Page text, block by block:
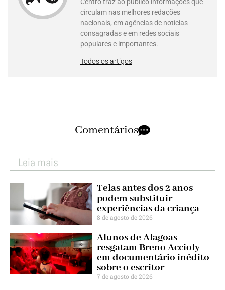
circulam nas melhores redações
nacionais, em agências de notícias
consagradas e em redes sociais
populares e importantes.
Todos os artigos
Comentários
Leia mais
Telas antes dos 2 anos
podem substituir
experiências da criança
8 de agosto de 2026
Alunos de Alagoas
resgatam Breno Accioly
em documentário inédito
sobre o escritor
7 de agosto de 2026